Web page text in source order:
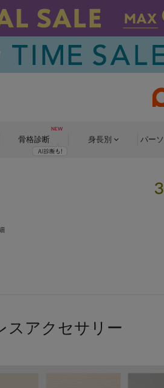
骨格診断 身長別 パー
スアクセサリー